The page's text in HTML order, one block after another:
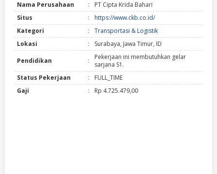
Nama Perusahaan
:
PT Cipta Krida Bahari
Situs
:
https://www.ckb.co.id/
Kategori
:
Transportasi & Logistik
Lokasi
: Surabaya, Jawa Timur, ID
Pendidikan :
Pekerjaan ini membutuhkan gelar
sarjana S1.
Status Pekerjaan
:
FULL_TIME
Gaji
: Rp 4.725.479,00